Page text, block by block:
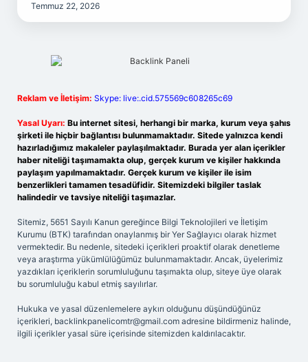
Temmuz 22, 2026
Reklam ve İletişim: Skype: live:.cid.575569c608265c69
Yasal Uyarı: Bu internet sitesi, herhangi bir marka, kurum veya şahıs
şirketi ile hiçbir bağlantısı bulunmamaktadır. Sitede yalnızca kendi
hazırladığımız makaleler paylaşılmaktadır. Burada yer alan içerikler
haber niteliği taşımamakta olup, gerçek kurum ve kişiler hakkında
paylaşım yapılmamaktadır. Gerçek kurum ve kişiler ile isim
benzerlikleri tamamen tesadüfidir. Sitemizdeki bilgiler taslak
halindedir ve tavsiye niteliği taşımazlar.
Sitemiz, 5651 Sayılı Kanun gereğince Bilgi Teknolojileri ve İletişim
Kurumu (BTK) tarafından onaylanmış bir Yer Sağlayıcı olarak hizmet
vermektedir. Bu nedenle, sitedeki içerikleri proaktif olarak denetleme
veya araştırma yükümlülüğümüz bulunmamaktadır. Ancak, üyelerimiz
yazdıkları içeriklerin sorumluluğunu taşımakta olup, siteye üye olarak
bu sorumluluğu kabul etmiş sayılırlar.
Hukuka ve yasal düzenlemelere aykırı olduğunu düşündüğünüz
içerikleri, backlinkpanelicomtr@gmail.com adresine bildirmeniz halinde,
ilgili içerikler yasal süre içerisinde sitemizden kaldırılacaktır.